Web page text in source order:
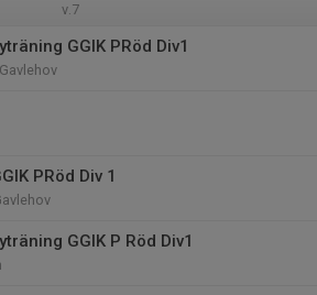
v.7
GGIK PRöd Div1
PRöd Div 1
GGIK P Röd Div1